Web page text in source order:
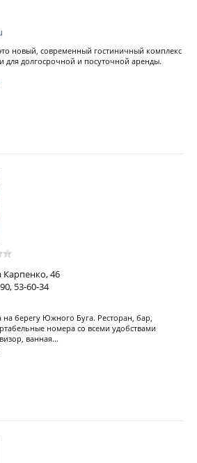
новый, современный гостиничный комплекс
для долгосрочной и посуточной аренды.
Карпенко, 46
53-60-34
на берегу Южного Буга. Ресторан, бар,
номера со всеми удобствами
ванная...